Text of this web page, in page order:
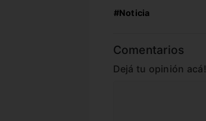
#Noticia
Comentarios
Dejá tu opinión acá!